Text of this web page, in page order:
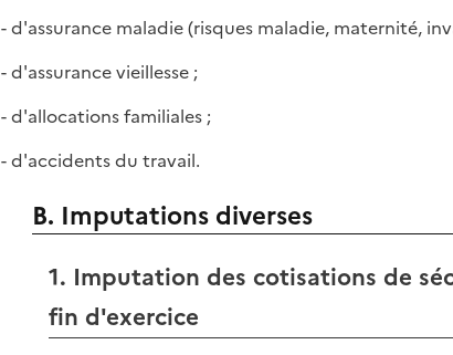
- d'assurance maladie (risques maladie, maternité,
- d'assurance vieillesse ;
- d'allocations familiales ;
- d'accidents du travail.
B. Imputations diverses
1. Imputation des cotisations de
fin d'exercice